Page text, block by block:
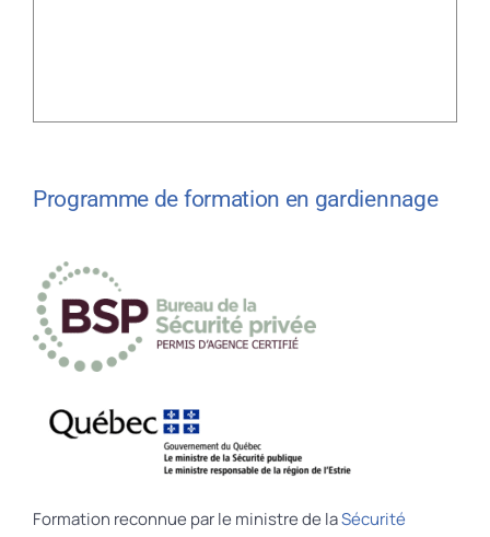
Programme de formation en gardiennage
Formation reconnue par le ministre de laSécurité